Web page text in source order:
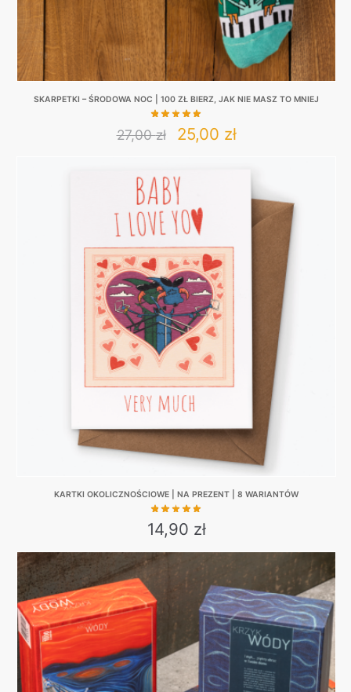
page
SKARPETKI – ŚRODOWA NOC | 100 ZŁ BIERZ, JAK NIE MASZ TO MNIEJ
27,00zł
Original
was:
27,00 zł.
25,00 złCurrent
is:
25,00 zł.
product
has
multiple
variants.
The
options
may
be
chosen
on
the
product
page
KARTKI OKOLICZNOŚCIOWE | NA PREZENT | 8 WARIANTÓW
14,90 zł
This
product
has
multiple
variants.
The
options
may